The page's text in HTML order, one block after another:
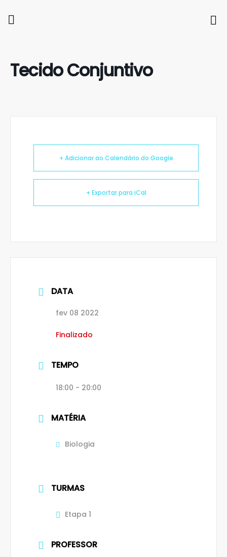
Tecido Conjuntivo
+ Adicionar ao Calendário do Google
+ Exportar para iCal
DATA
fev 08 2022
Finalizado
TEMPO
18:00 - 20:00
MATÉRIA
Biologia
TURMAS
Etapa 1
PROFESSOR